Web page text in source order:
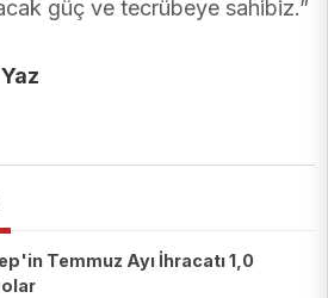
güç ve tecrübeye sahibiz.”
Temmuz Ayı İhracatı 1,0